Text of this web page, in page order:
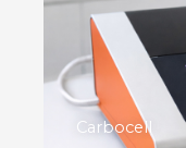
Carbocell